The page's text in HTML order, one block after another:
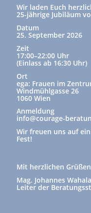
Wir laden Euch
25-jährige Jubiläum
Datum
25. September 2026
Zeit
17:00–22:00 Uhr
(Einlass ab 16:30 Uhr)
Ort
ega: Frauen im
Windmühlgasse 26
1060 Wien
Anmeldung
info@courage-
Wir freuen uns auf
Fest!
Mit herzlichen Grüßen
Mag. Johannes Wahala
Leiter der